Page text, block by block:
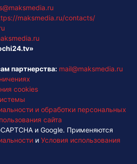
maksmedia.ru/contacts/
партнерства: mail@maksmedia.ru
cookies
и обработки персональных
сайта
и Google. Применяются
и Условия использования